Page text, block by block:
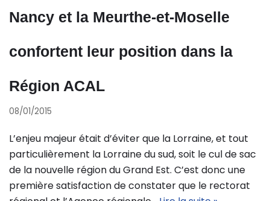
Nancy et la Meurthe-et-Moselle
confortent leur position dans la
Région ACAL
08/01/2015
L’enjeu majeur était d’éviter que la Lorraine, et tout
particulièrement la Lorraine du sud, soit le cul de sac
de la nouvelle région du Grand Est. C’est donc une
première satisfaction de constater que le rectorat